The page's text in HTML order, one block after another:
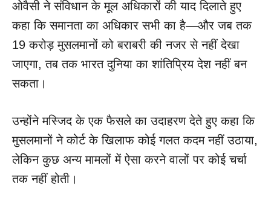
ओवैसी ने संविधान के मूल अधिकारों की याद दिलाते हुए
कहा कि समानता का अधिकार सभी का है—और जब तक
19 करोड़ मुसलमानों को बराबरी की नजर से नहीं देखा
जाएगा, तब तक भारत दुनिया का शांतिप्रिय देश नहीं बन
सकता।
उन्होंने मस्जिद के एक फैसले का उदाहरण देते हुए कहा कि
मुसलमानों ने कोर्ट के खिलाफ कोई गलत कदम नहीं उठाया,
लेकिन कुछ अन्य मामलों में ऐसा करने वालों पर कोई चर्चा
तक नहीं होती।